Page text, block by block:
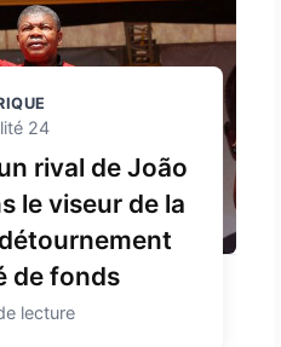
24
rival de João
le viseur de la
de fonds
lecture